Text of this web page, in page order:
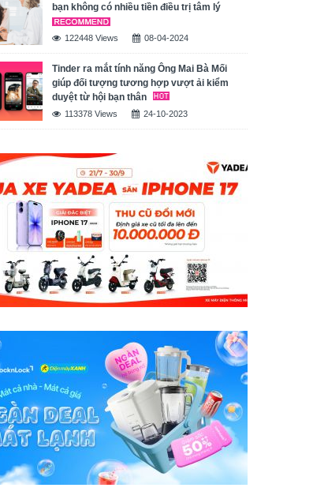
bạn không có nhiều tiền điều trị tâm lý
122448 Views 08-04-2024
Tinder ra mắt tính năng Ông Mai Bà Mối
giúp đối tượng tương hợp vượt ải kiểm
duyệt từ hội bạn thân
113378 Views 24-10-2023